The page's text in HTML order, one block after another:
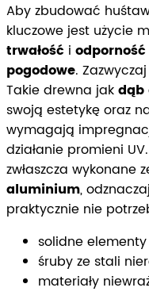
Aby zbudować
kluczowe jest użycie
trwałość i
pogodowe.
Takie drewna jakdąb
swoją estetykę oraz
wymagają
działanie promieni
zwłaszcza wykonane
aluminium,
praktycznie nie
solidne elementy
śruby ze stali
materiały